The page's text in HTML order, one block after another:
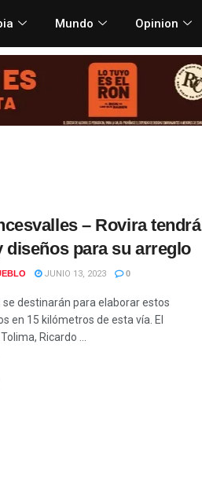
Mundo Opinion
– Rovira tendrá
diseños para su arreglo
JUNIO 13, 2023 0
destinarán para elaborar estos
en 15 kilómetros de esta vía. El
Ricardo ...